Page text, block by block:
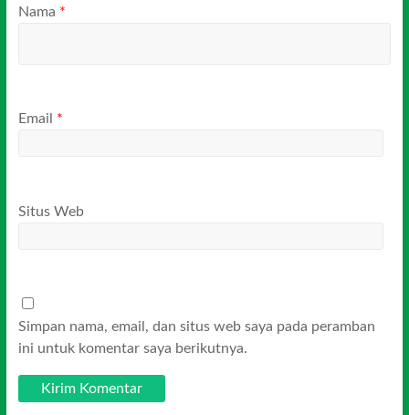
Nama *
Email *
Situs Web
Simpan nama, email, dan situs web saya pada peramban
ini untuk komentar saya berikutnya.